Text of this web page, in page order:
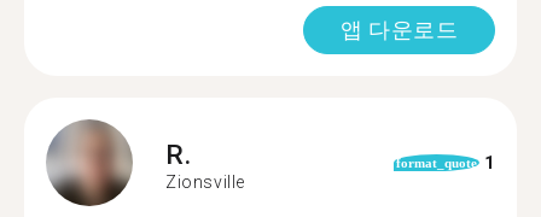
앱 다운로드
R.
Zionsville
format_quote 1